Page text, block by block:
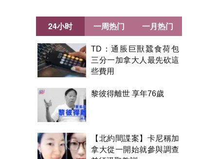
24小时
TD：通脹巨獸蠶食荷包
三分一加拿大人最先砍這
些費用
黎彼得離世 享年76歲
【北約間諜案】卡尼稱加
拿大從一開始就參與調查
一周热门 一月热门